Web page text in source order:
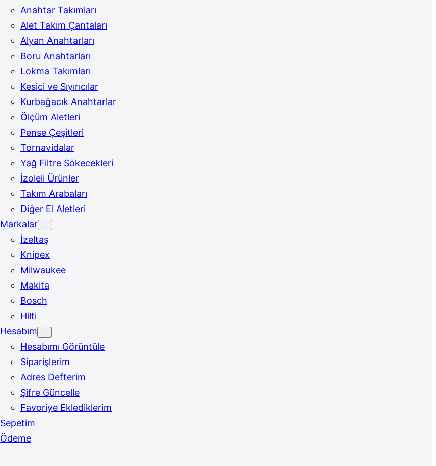
Anahtar Takımları
Alet Takım Çantaları
Alyan Anahtarları
Boru Anahtarları
Lokma Takımları
Kesici ve Sıyırıcılar
Kurbağacık Anahtarlar
Ölçüm Aletleri
Pense Çeşitleri
Tornavidalar
Yağ Filtre Sökecekleri
İzoleli Ürünler
Takım Arabaları
Diğer El Aletleri
Markalar
İzeltaş
Knipex
Milwaukee
Makita
Bosch
Hilti
Hesabım
Hesabımı Görüntüle
Siparişlerim
Adres Defterim
Şifre Güncelle
Favoriye Eklediklerim
Sepetim
Ödeme